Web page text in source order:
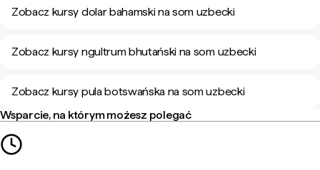
Zobacz kursy dolar bahamski na som uzbecki
Zobacz kursy ngultrum bhutański na som uzbecki
Zobacz kursy pula botswańska na som uzbecki
Wsparcie, na którym możesz polegać